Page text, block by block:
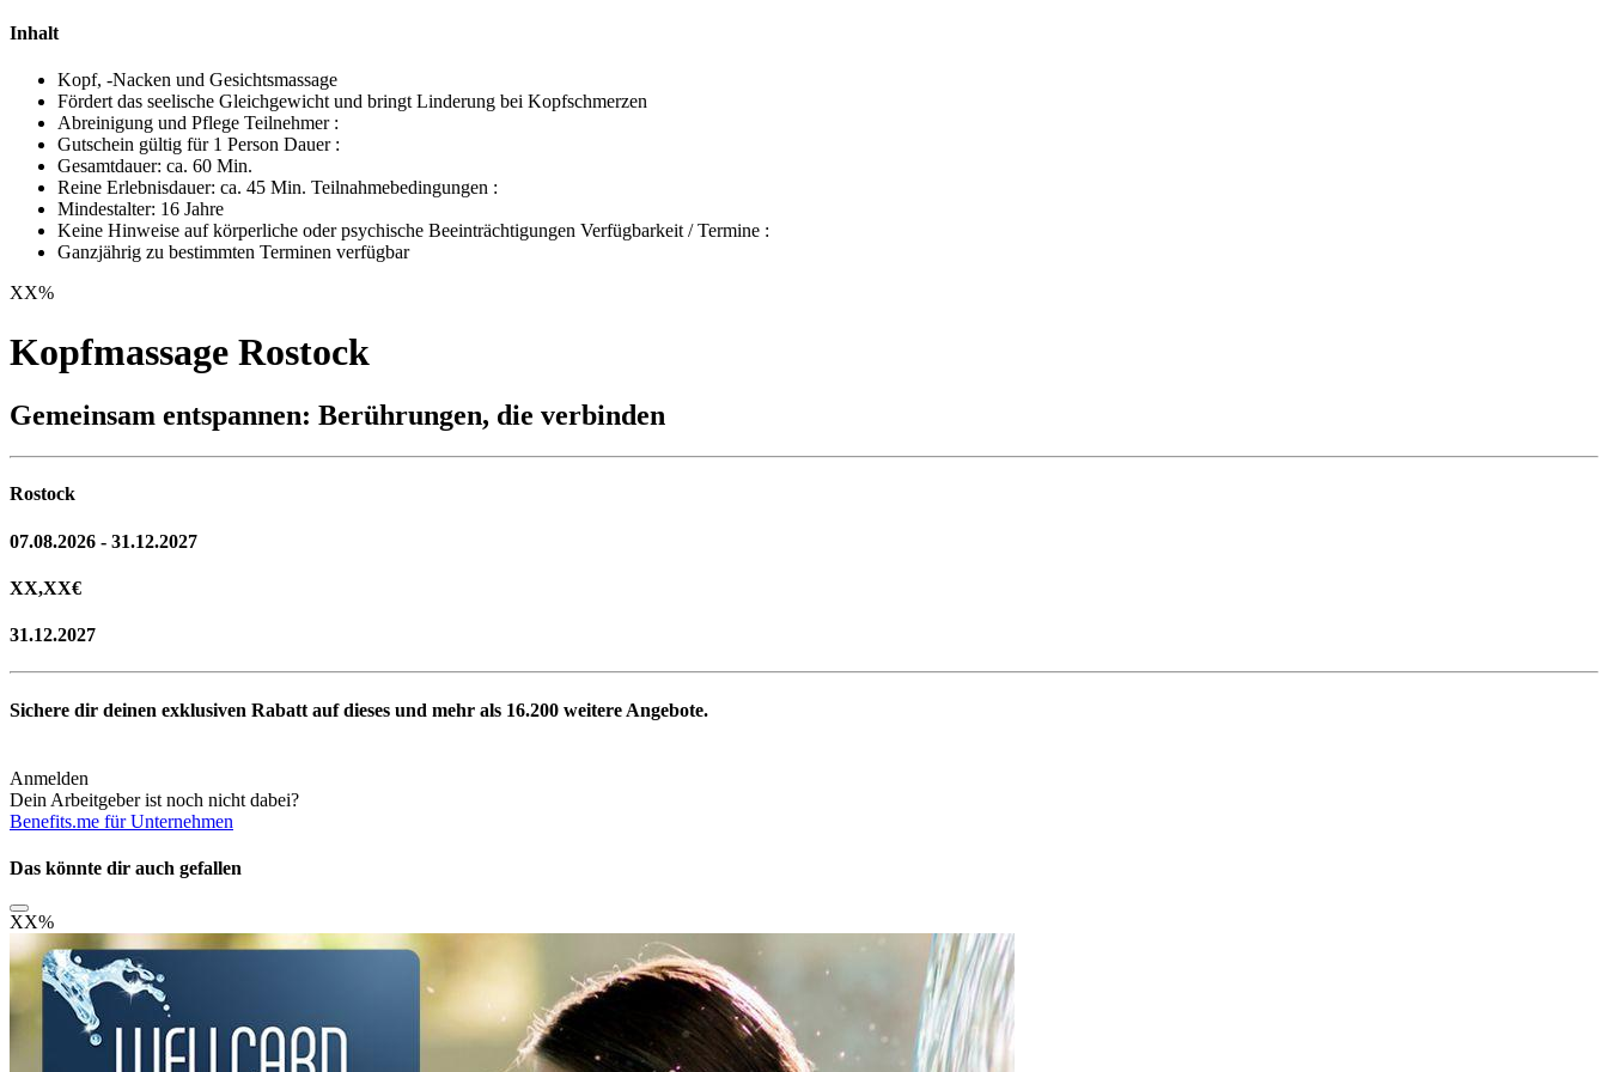
Inhalt
Kopf, -Nacken und Gesichtsmassage
Fördert das seelische Gleichgewicht und bringt Linderung bei Kopfschmerzen
Abreinigung und Pflege Teilnehmer :
Gutschein gültig für 1 Person Dauer :
Gesamtdauer: ca. 60 Min.
Reine Erlebnisdauer: ca. 45 Min. Teilnahmebedingungen :
Mindestalter: 16 Jahre
Keine Hinweise auf körperliche oder psychische Beeinträchtigungen Verfügbarkeit / Termine :
Ganzjährig zu bestimmten Terminen verfügbar
XX%
Kopfmassage Rostock
Gemeinsam entspannen: Berührungen, die verbinden
Rostock
07.08.2026 - 31.12.2027
XX,XX€
31.12.2027
Sichere dir deinen exklusiven Rabatt auf dieses und mehr als 16.200 weitere Angebote.
Anmelden
Dein Arbeitgeber ist noch nicht dabei?
Benefits.me für Unternehmen
Das könnte dir auch gefallen
XX%